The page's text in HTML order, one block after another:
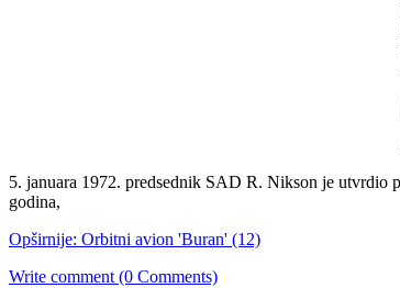
5. januara 1972. predsednik SAD R. Nikson je utvrdio
godina,
Opširnije: Orbitni avion 'Buran' (12)
Write comment (0 Comments)